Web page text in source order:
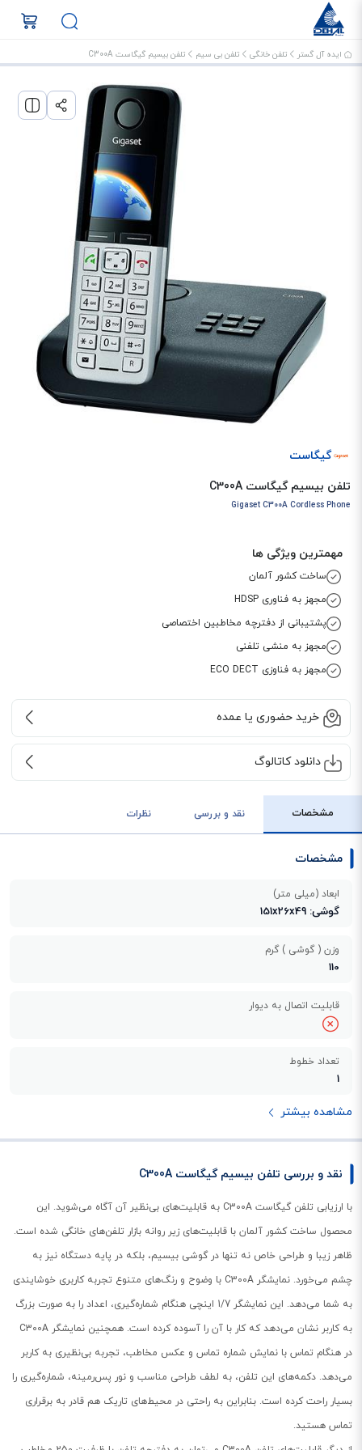
ایده آل گستر تلفن خانگی تلفن بی سیم تلفن بیسیم گیگاست C300A
گیگاست
تلفن بیسیم گیگاست C300A
Gigaset C300A Cordless Phone
مهمترین ویژگی ها
ساخت کشور آلمان
مجهز به فناوری HDSP
پشتیبانی از دفترچه مخاطبین اختصاصی
مجهز به منشی تلفنی
مجهز به فناوزی ECO DECT
خرید حضوری یا عمده
دانلود کاتالوگ
مشخصات نقد و بررسی نظرات
مشخصات
ابعاد (میلی متر)
گوشی: 151x26x49
وزن ( گوشی ) گرم
110
قابلیت اتصال به دیوار
تعداد خطوط
مشاهده بیشتر
نقد و بررسی تلفن بیسیم گیگاست C300A
با ارزیابی تلفن گیگاست C300A به قابلیت‌های بی‌نظیر آن آگاه می‌شوید. این
محصول ساخت کشور آلمان با قابلیت‌های زیر روانه بازار تلفن‌‌های خانگی شده است.
ظاهر زیبا و طراحی خاص نه تنها در گوشی بیسیم، بلکه در پایه دستگاه نیز به
چشم می‌خورد. نمایشگر C300A با وضوح و رنگ‌های متنوع تجربه کاربری خوشایندی
به شما می‌دهد. این نمایشگر 1/7 اینچی هنگام شماره‌گیری، اعداد را به صورت بزرگ
به کاربر نشان می‌دهد که کار با آن را آسوده کرده است. همچنین نمایشگر C300A
در هنگام تماس با نمایش شماره تماس و عکس مخاطب، تجربه بی‌نظیری به کاربر
می‌دهد. دکمه‌های این تلفن، به لطف طراحی مناسب و نور پس‌رمینه، شماره‌گیری را
بسیار راحت کرده است. بنابراین به راحتی در محیط‌های تاریک هم قادر به برقراری
تماس هستید.